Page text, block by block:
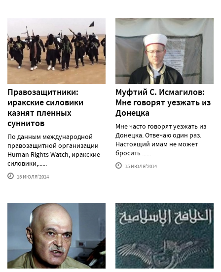
Правозащитники:
иракские силовики
казнят пленных
суннитов
По данным международной
правозащитной организации
Human Rights Watch, иракские
силовики,......
15 ИЮЛЯ'2014
Муфтий С. Исмагилов:
Мне говорят уезжать из
Донецка
Мне часто говорят уезжать из
Донецка. Отвечаю один раз.
Настоящий имам не может
бросить ......
15 ИЮЛЯ'2014